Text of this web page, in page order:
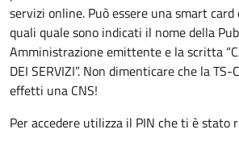
servizi online. Può essere una smart
quali quale sono indicati il nome della
Amministrazione emittente e la scritta
DEI SERVIZI”. Non dimenticare che la
effetti una CNS!
Per accedere utilizza il PIN che ti è stato